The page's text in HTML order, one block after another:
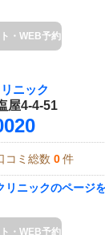
・WEB予約
ニック
屋4-4-51
コミ総数 0 件
リニックのページ
・WEB予約